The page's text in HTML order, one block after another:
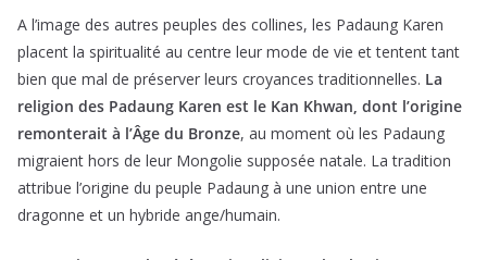
A l’image des autres peuples des collines, les Padaung Karen
placent la spiritualité au centre leur mode de vie et tentent tant
bien que mal de préserver leurs croyances traditionnelles. La
religion des Padaung Karen est le Kan Khwan, dont l’origine
remonterait à l’Âge du Bronze, au moment où les Padaung
migraient hors de leur Mongolie supposée natale. La tradition
attribue l’origine du peuple Padaung à une union entre une
dragonne et un hybride ange/humain.